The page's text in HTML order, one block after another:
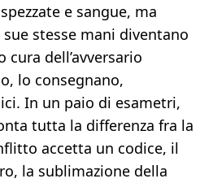
e sangue, ma
stesse mani diventano
cura dell’avversario
lo consegnano,
In un paio di esametri,
tutta la differenza fra la
accetta un codice, il
la sublimazione della